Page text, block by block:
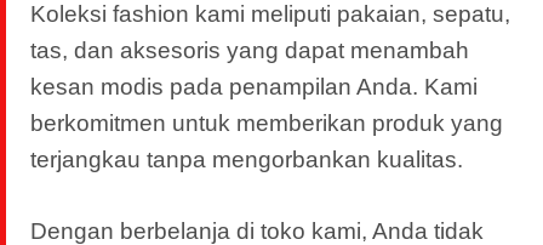
Koleksi fashion kami meliputi pakaian, sepatu,
tas, dan aksesoris yang dapat menambah
kesan modis pada penampilan Anda. Kami
berkomitmen untuk memberikan produk yang
terjangkau tanpa mengorbankan kualitas.
Dengan berbelanja di toko kami, Anda tidak